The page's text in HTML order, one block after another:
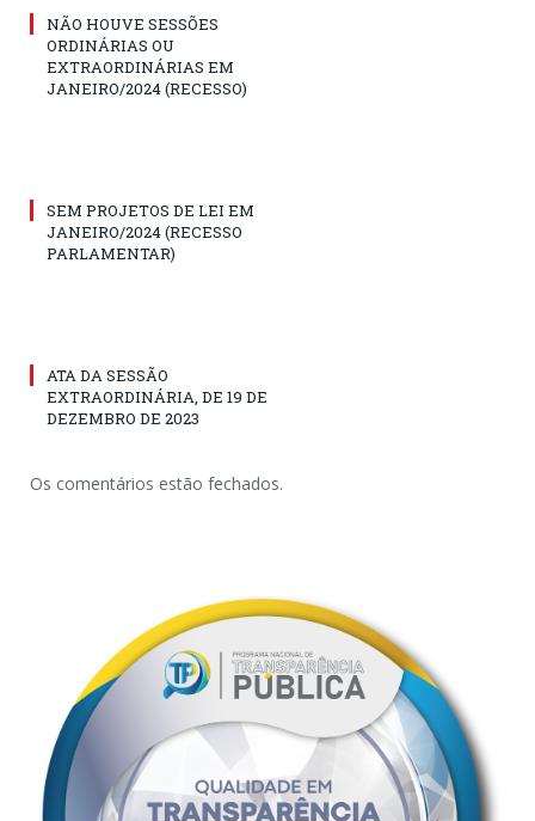
NÃO HOUVE SESSÕES
ORDINÁRIAS OU
EXTRAORDINÁRIAS EM
JANEIRO/2024 (RECESSO)
SEM PROJETOS DE LEI EM
JANEIRO/2024 (RECESSO
PARLAMENTAR)
ATA DA SESSÃO
EXTRAORDINÁRIA, DE 19 DE
DEZEMBRO DE 2023
Os comentários estão fechados.